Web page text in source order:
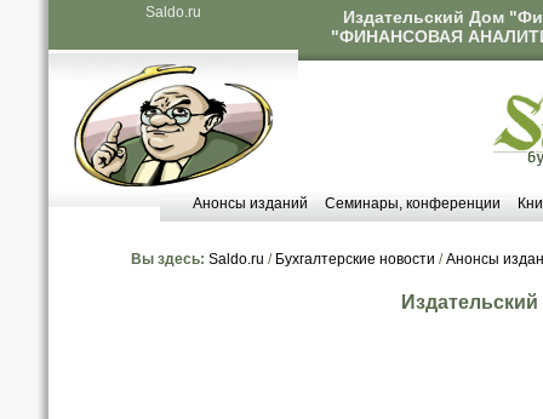
Saldo.ru
Издательский Дом
"ФИНАНСОВАЯ
Анонсы изданий Семинары, конференции
Вы здесь: Saldo.ru / Бухгалтерские новости /Анонсы